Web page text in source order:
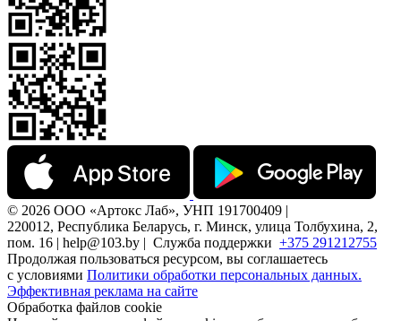
© 2026 ООО «Артокс Лаб», УНП 191700409 |
220012, Республика Беларусь, г. Минск, улица Толбухина, 2,
пом. 16 | help@103.by | Служба поддержки +375 291212755
Продолжая пользоваться ресурсом, вы соглашаетесь
с условиями Политики обработки персональных данных.
Эффективная реклама на сайте
Обработка файлов cookie